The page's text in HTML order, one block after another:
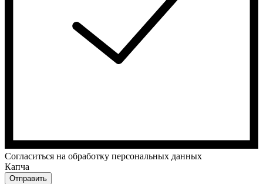
Cогласиться на обработку персональных данных
Капча
Отправить